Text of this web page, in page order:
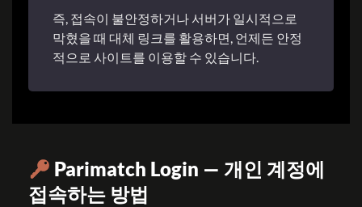
즉, 접속이 불안정하거나 서버가 일시적으로
막혔을 때 대체 링크를 활용하면, 언제든 안정
적으로 사이트를 이용할 수 있습니다.
Parimatch Login — 개인 계정에
접속하는 방법